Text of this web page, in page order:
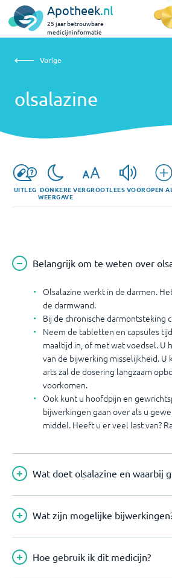
Apotheek.nl
25 jaar betrouwbare
medicijninformatie
olsalazine
Vorige
olsalazine
UITLEG DONKERE
WEERGAVE
VERGROOTLEES VOOROPEN
Belangrijk om te weten over
Olsalazine werkt in de darmen.
de darmwand.
Bij de chronische darmontsteking
Neem de tabletten en capsules
maaltijd in, of met wat voedsel. U
van de bijwerking misselijkheid. U
arts zal de dosering langzaam
voorkomen.
Ook kunt u hoofdpijn en
bijwerkingen gaan over als u
middel. Heeft u er veel last van?
Wat doet olsalazine en waarbij
Wat zijn mogelijke
Hoe gebruik ik dit medicijn?